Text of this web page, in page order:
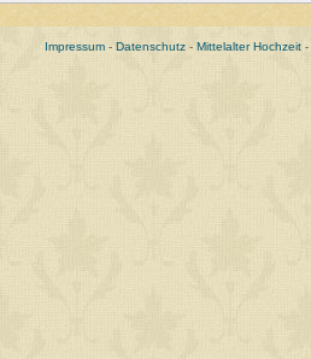
Impressum - Datenschutz - Mittelalter Hochzeit -